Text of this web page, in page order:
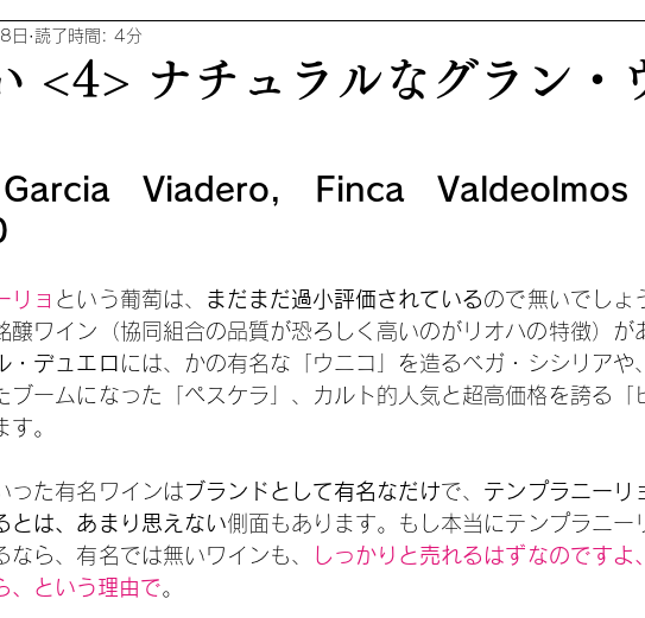
<4> ナチュラルなグラン・
日 読了時間: 4分
Viadero, Finca
リョ という葡萄は、 まだまだ過小評価されているので無いでしょ
醸ワイン（協同組合の品質が恐ろしく高いのがリオハの特徴）が
・デュエロ には、かの有名な「ウニコ」を造るベガ・シシリアや
ブームになった「ペスケラ」、カルト的人気と超高価格を誇る「
す。
った有名ワインはブランドとして有名なだけで、 テンプラニーリ
とは、あまり思えない側面もあります。もし本当にテンプラニー
なら、有名では無いワインも、
しっかりと売れるはずなのですよ
、という理由で。